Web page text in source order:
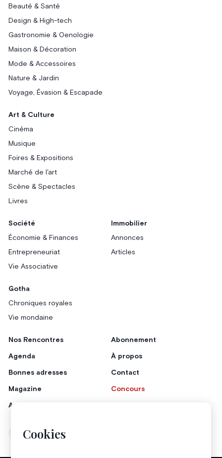
Cookies
Beauté & Santé
Design & High-tech
Gastronomie & Oenologie
Maison & Décoration
Mode & Accessoires
Nature & Jardin
Voyage, Évasion & Escapade
Art & Culture
Cinéma
Musique
Foires & Expositions
Marché de l'art
Scène & Spectacles
Livres
Société
Économie & Finances
Entrepreneuriat
Vie Associative
Immobilier
Annonces
Articles
Gotha
Chroniques royales
Vie mondaine
Nos Rencontres
Agenda
Bonnes adresses
Magazine
Annonceurs
Abonnement
À propos
Contact
Concours
Instagram